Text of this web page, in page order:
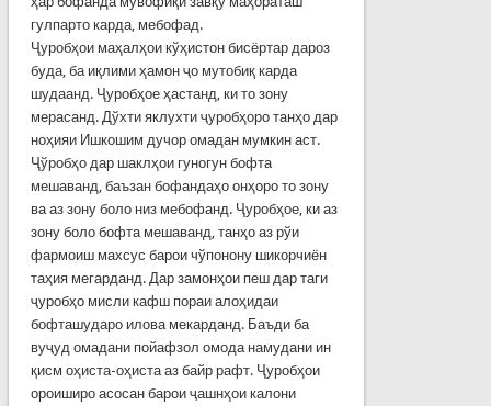
гулпарто карда, мебофад.
Ҷуробҳои маҳалҳои кўҳистон бисёртар дароз
буда, ба иқлими ҳамон ҷо мутобиқ карда
шудаанд. Ҷуробҳое ҳастанд, ки то зону
мерасанд. Дўхти яклухти ҷуробҳоро танҳо дар
ноҳияи Ишкошим дучор омадан мумкин аст.
Ҷўробҳо дар шаклҳои гуногун бофта
мешаванд, баъзан бофандаҳо онҳоро то зону
ва аз зону боло низ мебофанд. Ҷуробҳое, ки аз
зону боло бофта мешаванд, танҳо аз рўи
фармоиш махсус барои чўпонону шикорчиён
таҳия мегарданд. Дар замонҳои пеш дар таги
ҷуробҳо мисли кафш пораи алоҳидаи
бофташударо илова мекарданд. Баъди ба
вуҷуд омадани пойафзол омода намудани ин
қисм оҳиста-оҳиста аз байр рафт. Ҷуробҳои
ороиширо асосан барои ҷашнҳои калони